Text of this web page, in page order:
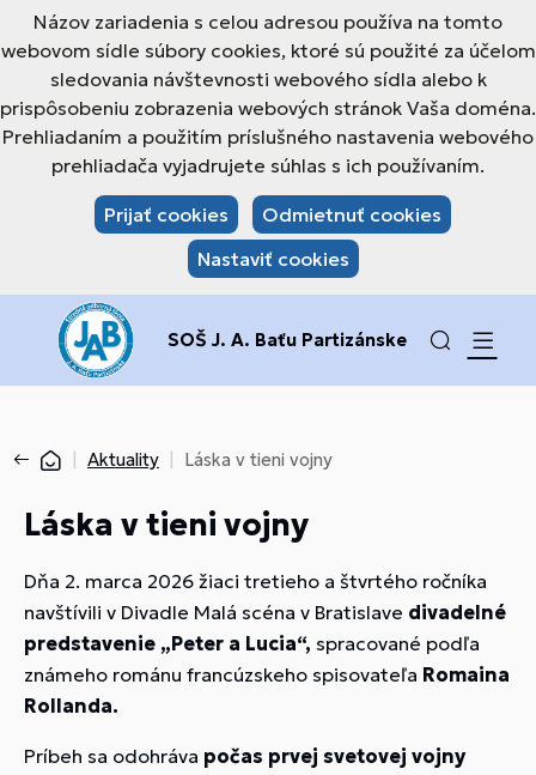
Názov zariadenia s celou adresou používa na tomto
webovom sídle súbory cookies, ktoré sú použité za účelom
sledovania návštevnosti webového sídla alebo k
prispôsobeniu zobrazenia webových stránok Vaša doména.
Prehliadaním a použitím príslušného nastavenia webového
prehliadača vyjadrujete súhlas s ich používaním.
Prijať cookies
Odmietnuť cookies
Nastaviť cookies
SOŠ J. A. Baťu Partizánske
Aktuality Láska v tieni vojny
Láska v tieni vojny
Dňa 2. marca 2026 žiaci tretieho a štvrtého ročníka
navštívili v Divadle Malá scéna v Bratislave divadelné
predstavenie „Peter a Lucia“, spracované podľa
známeho románu francúzskeho spisovateľa Romaina
Rollanda.
Príbeh sa odohráva počas prvej svetovej vojny